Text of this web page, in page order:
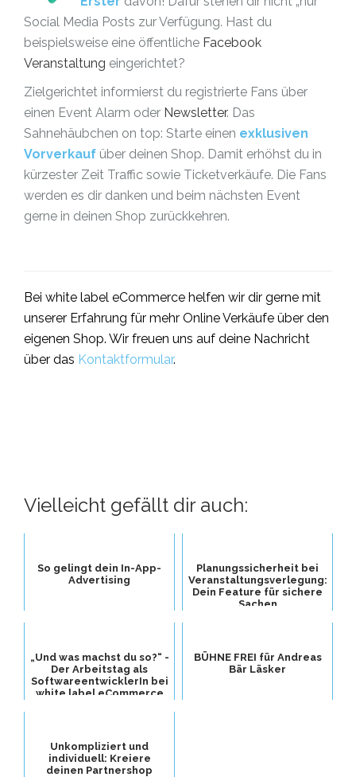
Social Media Posts zur Verfügung. Hast du
beispielsweise eine öffentliche Facebook
Veranstaltung eingerichtet?
Zielgerichtet informierst du registrierte Fans über
einen Event Alarm oder Newsletter. Das
Sahnehäubchen on top: Starte einen exklusiven
Vorverkauf über deinen Shop. Damit erhöhst du in
kürzester Zeit Traffic sowie Ticketverkäufe. Die Fans
werden es dir danken und beim nächsten Event
gerne in deinen Shop zurückkehren.
Bei white label eCommerce helfen wir dir gerne mit
unserer Erfahrung für mehr Online Verkäufe über den
eigenen Shop. Wir freuen uns auf deine Nachricht
über das Kontaktformular.
Vielleicht gefällt dir auch:
So gelingt dein In-App-
Advertising
Planungssicherheit bei
Veranstaltungsverlegung:
Dein Feature für sichere
Sachen
„Und was machst du so?“ -
Der Arbeitstag als
SoftwareentwicklerIn bei
white label eCommerce
BÜHNE FREI für Andreas
Bär Läsker
Unkompliziert und
individuell: Kreiere
deinen Partnershop